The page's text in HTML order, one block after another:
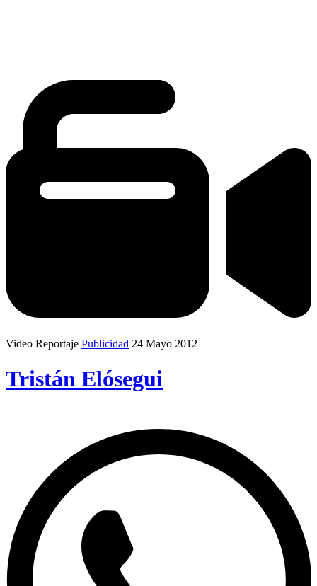
Video Reportaje Publicidad 24 Mayo 2012
Tristán Elósegui